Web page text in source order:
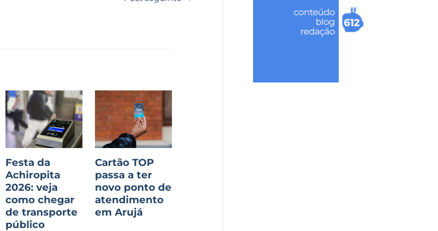
Festa da
Achiropita
2026: veja
como chegar
de transporte
público
Cartão TOP
passa a ter
novo ponto de
atendimento
em Arujá